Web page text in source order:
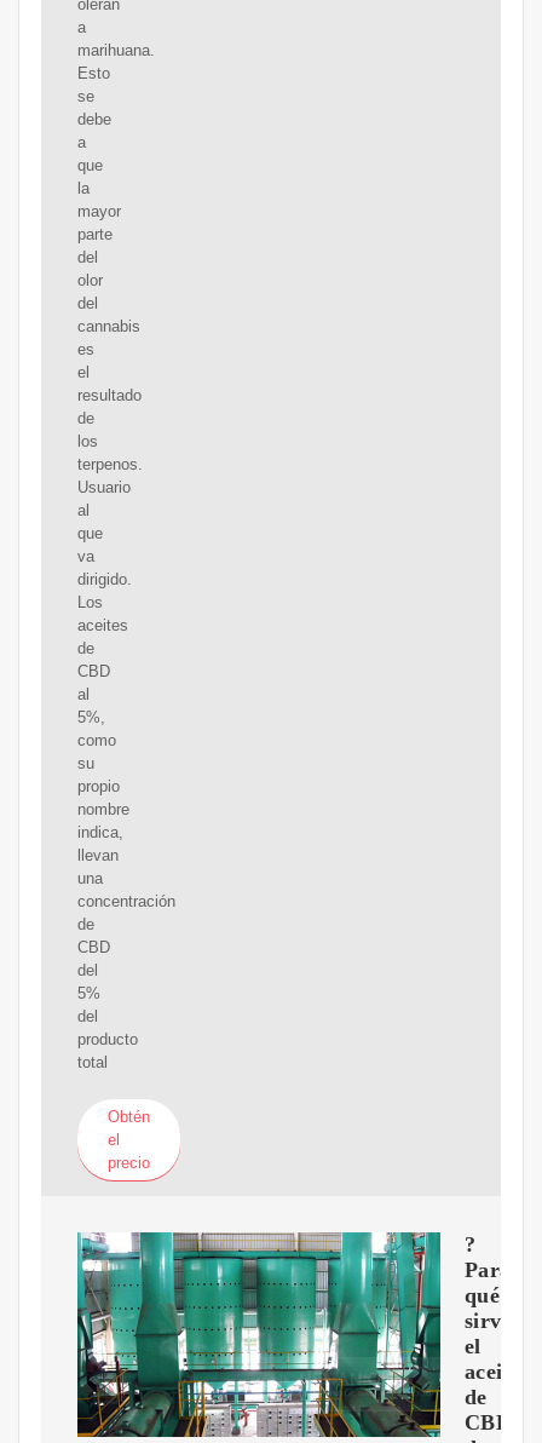
olerán
a
marihuana.
Esto
se
debe
a
que
la
mayor
parte
del
olor
del
cannabis
es
el
resultado
de
los
terpenos.
Usuario
al
que
va
dirigido.
Los
aceites
de
CBD
al
5%,
como
su
propio
nombre
indica,
llevan
una
concentración
de
CBD
del
5%
del
producto
total
Obtén
el
precio
?
Para
qué
sirve
el
aceite
de
CBD